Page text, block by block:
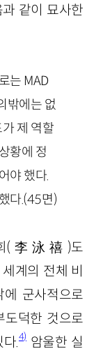
과 같이 묘사한
는 MAD
밖에는 없
제 역할
황에 정
야 했다.
다.(45면)
( 李泳禧 )도
세계의 전체 비
군사적으로
도덕한 것으로
.4) 암울한 실